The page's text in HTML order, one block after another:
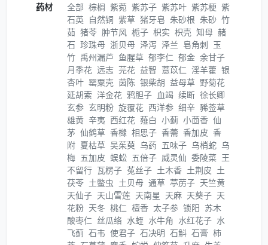
药材 全部 棕榈 紫菀 紫苏子 紫苏叶 紫苏梗 紫
石英 自然铜 紫草 猪牙皂 朱砂根 朱砂 竹
茹 猪苓 肿节风 栀子 枳实 枳壳 知母 赭
石 珍珠母 浙贝母 泽泻 泽兰 皂角刺 玉
竹 禹州漏芦 鱼腥草 郁李仁 郁金 余甘子
月季花 远志 芫花 益智 薏苡仁 淫羊藿 银
杏叶 罂粟壳 茵陈 银柴胡 益母草 野菊花
延胡索 洋金花 鸦胆子 血竭 续断 徐长卿
玄参 玄明粉 旋覆花 西洋参 细辛 豨莶草
雄黄 辛夷 西红花 薤白 小蓟 小茴香 仙
茅 仙鹤草 香橼 相思子 香薷 香加皮 香
附 夏枯草 吴茱萸 乌药 五味子 乌梢蛇 乌
梅 五加皮 蜈蚣 五倍子 威灵仙 委陵菜 王
不留行 瓦楞子 菟丝子 土木香 土荆皮 土
茯苓 土鳖虫 土贝母 通草 葶苈子 天竺黄
天仙子 天山雪莲 天南星 天麻 天葵子 天
花粉 天冬 桃仁 檀香 太子参 锁阳 苏木
酸枣仁 丝瓜络 水蛭 水牛角 水红花子 水
飞蓟 石韦 使君子 石决明 石斛 石膏 柿